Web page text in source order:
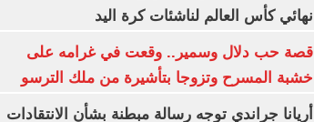
نهائي كأس العالم لناشئات كرة اليد
قصة حب دلال وسمير.. وقعت في غرامه على
خشبة المسرح وتزوجا بتأشيرة من ملك الترسو
أريانا جراندي توجه رسالة مبطنة بشأن الانتقادات